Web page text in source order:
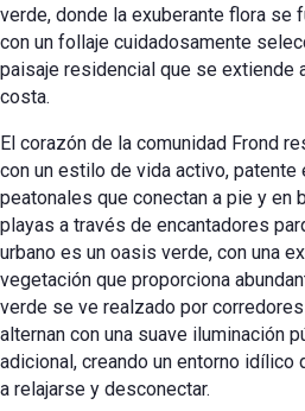
verde, donde la exuberante flora se
con un follaje cuidadosamente
paisaje residencial que se extiende
costa.
El corazón de la comunidad Frond
con un estilo de vida activo,
peatonales que conectan a pie y en
playas a través de encantadores
urbano es un oasis verde, con una
vegetación que proporciona
verde se ve realzado por
alternan con una suave iluminación
adicional, creando un entorno
a relajarse y desconectar.